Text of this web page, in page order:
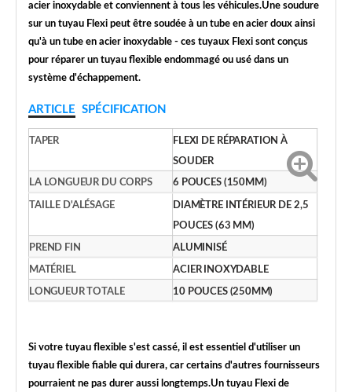
acier inoxydable et conviennent à tous les véhicules.Une soudure
sur un tuyau Flexi peut être soudée à un tube en acier doux ainsi
qu'à un tube en acier inoxydable - ces tuyaux Flexi sont conçus
pour réparer un tuyau flexible endommagé ou usé dans un
système d'échappement.
ARTICLE SPÉCIFICATION
TAPER FLEXI DE RÉPARATION À
SOUDER
LA LONGUEUR DU CORPS 6 POUCES (150MM)
TAILLE D'ALÉSAGE DIAMÈTRE INTÉRIEUR DE 2,5
POUCES (63 MM)
PREND FIN ALUMINISÉ
MATÉRIEL ACIER INOXYDABLE
LONGUEUR TOTALE 10 POUCES (250MM)
Si votre tuyau flexible s'est cassé, il est essentiel d'utiliser un
tuyau flexible fiable qui durera, car certains d'autres fournisseurs
pourraient ne pas durer aussi longtemps.Un tuyau Flexi de